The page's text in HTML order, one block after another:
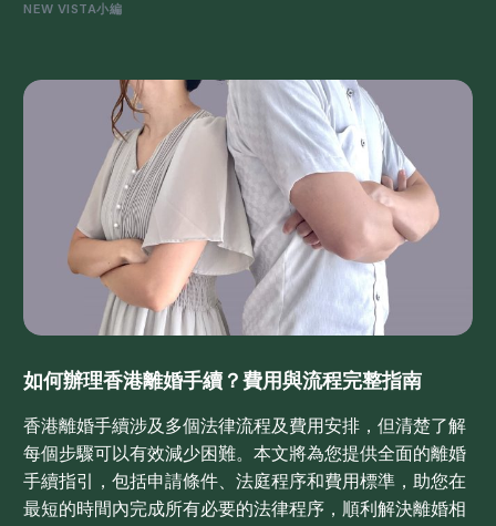
NEW VISTA小編
如何辦理香港離婚手續？費用與流程完整指南
香港離婚手續涉及多個法律流程及費用安排，但清楚了解
每個步驟可以有效減少困難。本文將為您提供全面的離婚
手續指引，包括申請條件、法庭程序和費用標準，助您在
最短的時間內完成所有必要的法律程序，順利解決離婚相